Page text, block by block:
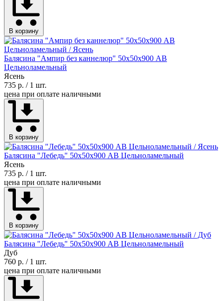
В корзину
Балясина "Ампир без каннелюр" 50х50х900 АВ
Цельноламельный
Ясень
735 р. / 1 шт.
цена при оплате наличными
В корзину
Балясина "Лебедь" 50х50х900 АВ Цельноламельный
Ясень
735 р. / 1 шт.
цена при оплате наличными
В корзину
Балясина "Лебедь" 50х50х900 АВ Цельноламельный
Дуб
760 р. / 1 шт.
цена при оплате наличными